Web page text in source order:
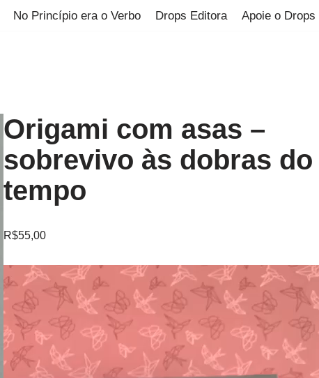
No Princípio era o Verbo Drops Editora Apoie o Drops
Origami com asas –
sobrevivo às dobras do
tempo
R$55,00
Tocador
de
vídeo